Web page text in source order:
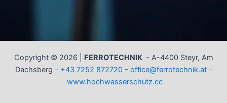
Copyright © 2026 | FERROTECHNIK - A-4400 Steyr, Am
Dachsberg - +43 7252 872720- office@ferrotechnik.at-
www.hochwasserschutz.cc